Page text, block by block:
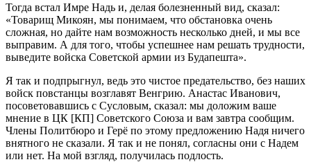
Тогда встал Имре Надь и, делая болезненный вид, сказал:
«Товарищ Микоян, мы понимаем, что обстановка очень
сложная, но дайте нам возможность несколько дней, и мы все
выправим. А для того, чтобы успешнее нам решать трудности,
выведите войска Советской армии из Будапешта».
Я так и подпрыгнул, ведь это чистое предательство, без наших
войск повстанцы возглавят Венгрию. Анастас Иванович,
посоветовавшись с Сусловым, сказал: мы доложим ваше
мнение в ЦК [КП] Советского Союза и вам завтра сообщим.
Члены Политбюро и Герё по этому предложению Надя ничего
внятного не сказали. Я так и не понял, согласны они с Надем
или нет. На мой взгляд, получилась подлость.